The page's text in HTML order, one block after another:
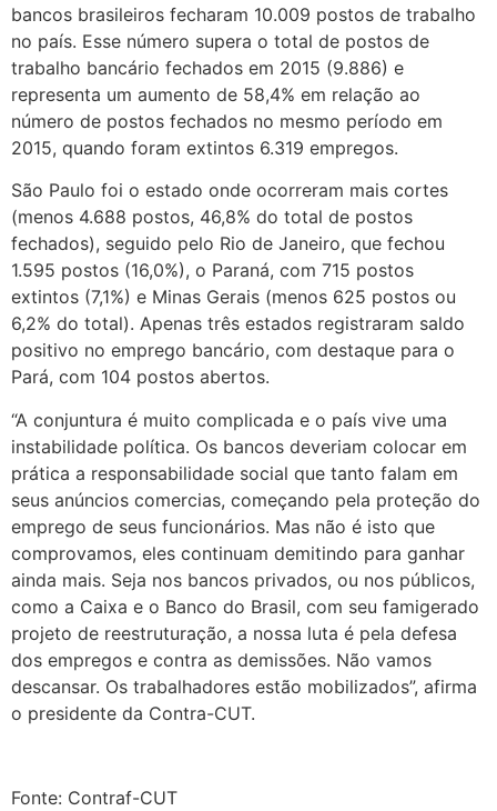
bancos brasileiros fecharam 10.009 postos de trabalho
no país. Esse número supera o total de postos de
trabalho bancário fechados em 2015 (9.886) e
representa um aumento de 58,4% em relação ao
número de postos fechados no mesmo período em
2015, quando foram extintos 6.319 empregos.
São Paulo foi o estado onde ocorreram mais cortes
(menos 4.688 postos, 46,8% do total de postos
fechados), seguido pelo Rio de Janeiro, que fechou
1.595 postos (16,0%), o Paraná, com 715 postos
extintos (7,1%) e Minas Gerais (menos 625 postos ou
6,2% do total). Apenas três estados registraram saldo
positivo no emprego bancário, com destaque para o
Pará, com 104 postos abertos.
“A conjuntura é muito complicada e o país vive uma
instabilidade política. Os bancos deveriam colocar em
prática a responsabilidade social que tanto falam em
seus anúncios comercias, começando pela proteção do
emprego de seus funcionários. Mas não é isto que
comprovamos, eles continuam demitindo para ganhar
ainda mais. Seja nos bancos privados, ou nos públicos,
como a Caixa e o Banco do Brasil, com seu famigerado
projeto de reestruturação, a nossa luta é pela defesa
dos empregos e contra as demissões. Não vamos
descansar. Os trabalhadores estão mobilizados”, afirma
o presidente da Contra-CUT.
Fonte: Contraf-CUT